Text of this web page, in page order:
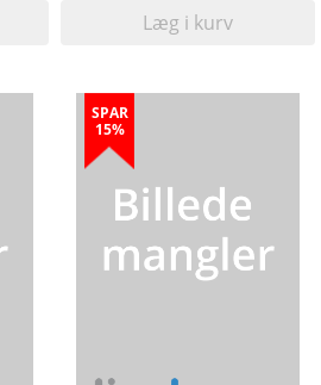
Læg i kurv
SPAR
15%